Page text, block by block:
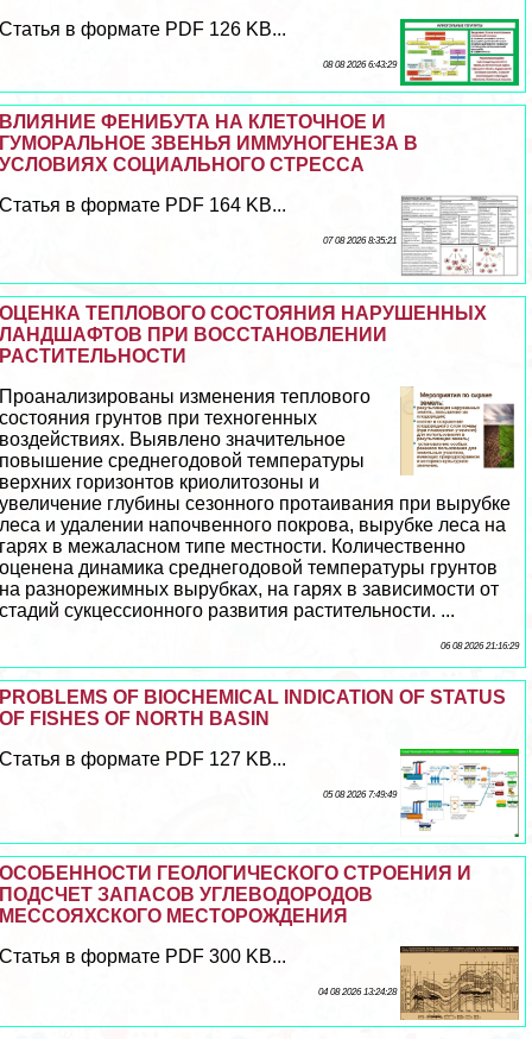
Статья в формате PDF 126 KB...
08 08 2026 6:43:29
ВЛИЯНИЕ ФЕНИБУТА НА КЛЕТОЧНОЕ И
ГУМОРАЛЬНОЕ ЗВЕНЬЯ ИММУНОГЕНЕЗА В
УСЛОВИЯХ СОЦИАЛЬНОГО СТРЕССА
Статья в формате PDF 164 KB...
07 08 2026 8:35:21
ОЦЕНКА ТЕПЛОВОГО СОСТОЯНИЯ НАРУШЕННЫХ
ЛАНДШАФТОВ ПРИ ВОССТАНОВЛЕНИИ
РАСТИТЕЛЬНОСТИ
Проанализированы изменения теплового
состояния грунтов при техногенных
воздействиях. Выявлено значительное
повышение среднегодовой температуры
верхних горизонтов криолитозоны и
увеличение глубины сезонного протаивания при вырубке
леса и удалении напочвенного покрова, вырубке леса на
гарях в межаласном типе местности. Количественно
оценена динамика среднегодовой температуры грунтов
на разнорежимных вырубках, на гарях в зависимости от
стадий сукцессионного развития растительности. ...
06 08 2026 21:16:29
PROBLEMS OF BIOCHEMICAL INDICATION OF STATUS
OF FISHES OF NORTH BASIN
Статья в формате PDF 127 KB...
05 08 2026 7:49:49
ОСОБЕННОСТИ ГЕОЛОГИЧЕСКОГО СТРОЕНИЯ И
ПОДСЧЕТ ЗАПАСОВ УГЛЕВОДОРОДОВ
МЕССОЯХСКОГО МЕСТОРОЖДЕНИЯ
Статья в формате PDF 300 KB...
04 08 2026 13:24:28